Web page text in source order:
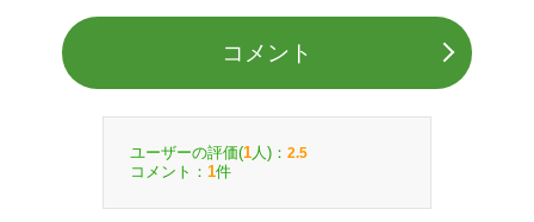
コメント
ユーザーの評価(1 人)： 2.5
コメント： 1件